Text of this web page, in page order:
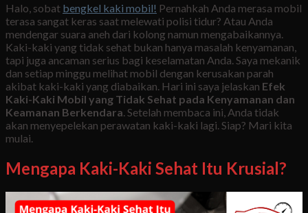
Halo, sobat bengkel kaki mobil! Pernahkah Anda merasa mobil
terasa sangat keras saat melewati polisi tidur? Atau Anda
mendengar suara aneh dari kolong namun mengabaikannya.
Kaki-kaki yang tidak sehat bukan hanya masalah kenyamanan,
tapi juga ancaman serius bagi keselamatan Anda. Saya mekanik
dan setiap minggu melihat mobil dengan kerusakan parah
akibat kaki-kaki yang diabaikan. Hari ini saya jelaskan Efek
Kaki-Kaki Mobil yang Tidak Sehat pada Kenyamanan dan
Keamanan Berkendara. Setelah membaca ini, Anda tidak
akan menyepelekan perawatan kaki-kaki lagi. Siap? Mari kita
mulai.
Mengapa Kaki-Kaki Sehat Itu Krusial?